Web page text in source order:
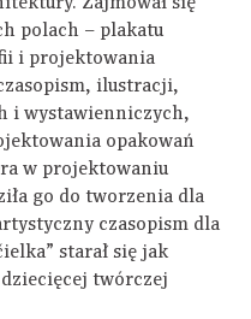
polach – plakatu
i projektowania
ilustracji,
i wystawienniczych,
opakowań
w projektowaniu
go do tworzenia dla
czasopism dla
starał się jak
twórczej